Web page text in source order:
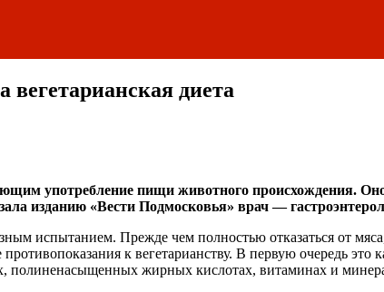
вегетарианская диета
употребление пищи животного происхождения.
изданию «Вести Подмосковья» врач —
испытанием. Прежде чем полностью отказаться от
к вегетарианству. В первую очередь
жирных кислотах, витаминах и